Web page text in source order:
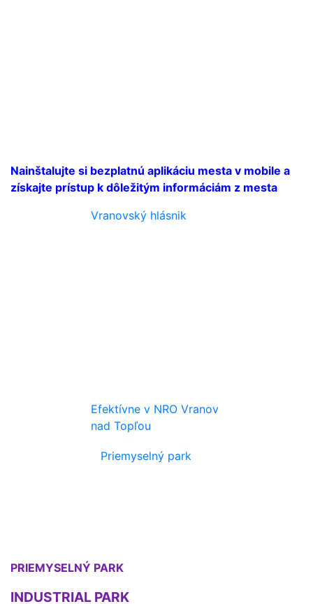
Nainštalujte si bezplatnú aplikáciu mesta v mobile a
získajte prístup k dôležitým informáciám z mesta
Vranovský hlásnik
Efektívne v NRO Vranov
nad Topľou
Priemyselný park
PRIEMYSELNÝ PARK
INDUSTRIAL PARK